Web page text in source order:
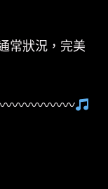
常狀況，完美
〰〰〰〰〰